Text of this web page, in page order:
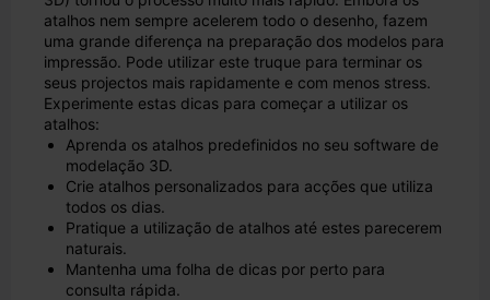
atalhos nem sempre acelerem todo o desenho, fazem
uma grande diferença na preparação dos modelos para
impressão. Pode utilizar este truque para terminar os
seus projectos mais rapidamente e com menos stress.
Experimente estas dicas para começar a utilizar os
atalhos:
Aprenda os atalhos predefinidos no seu software de
modelação 3D.
Crie atalhos personalizados para acções que utiliza
todos os dias.
Pratique a utilização de atalhos até estes parecerem
naturais.
Mantenha uma folha de dicas por perto para
consulta rápida.